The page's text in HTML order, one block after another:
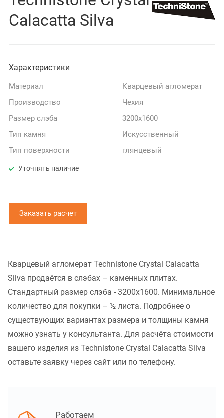
Calacatta Silva
Характеристики
Материал
Кварцевый агломерат
Производство
Чехия
Размер слэба
3200x1600
Тип камня
Искусственный
Тип поверхности
глянцевый
Уточнять наличие
Заказать расчет
Кварцевый агломерат Technistone Crystal Calacatta
Silva продаётся в слэбах – каменных плитах.
Стандартный размер слэба - 3200x1600. Минимальное
количество для покупки – ½ листа. Подробнее о
существующих вариантах размера и толщины камня
можно узнать у консультанта. Для расчёта стоимости
вашего изделия из Technistone Crystal Calacatta Silva
оставьте заявку через сайт или по телефону.
Работаем